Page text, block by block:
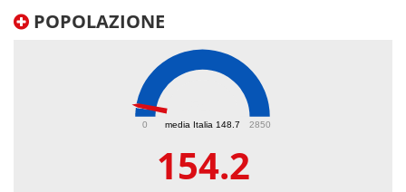
POPOLAZIONE
media Italia 148.7
0 2850
154.2